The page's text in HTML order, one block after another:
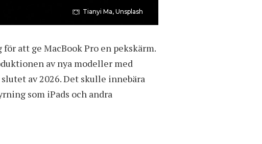
Tianyi Ma, Unsplash
för att ge MacBook Pro en pekskärm.
av nya modeller med
av 2026. Det skulle innebära
som iPads och andra